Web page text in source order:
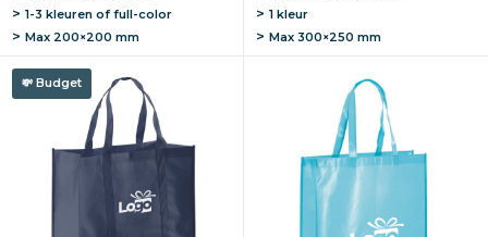
1-3 kleuren of full-color
Max 200×200 mm
1 kleur
Max 300×250 mm
Budget